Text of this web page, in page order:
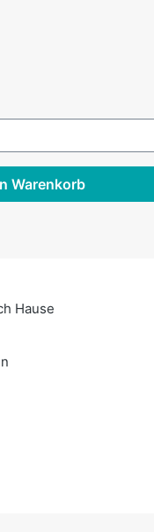
ausgewählt:
Warenkorb
Hause